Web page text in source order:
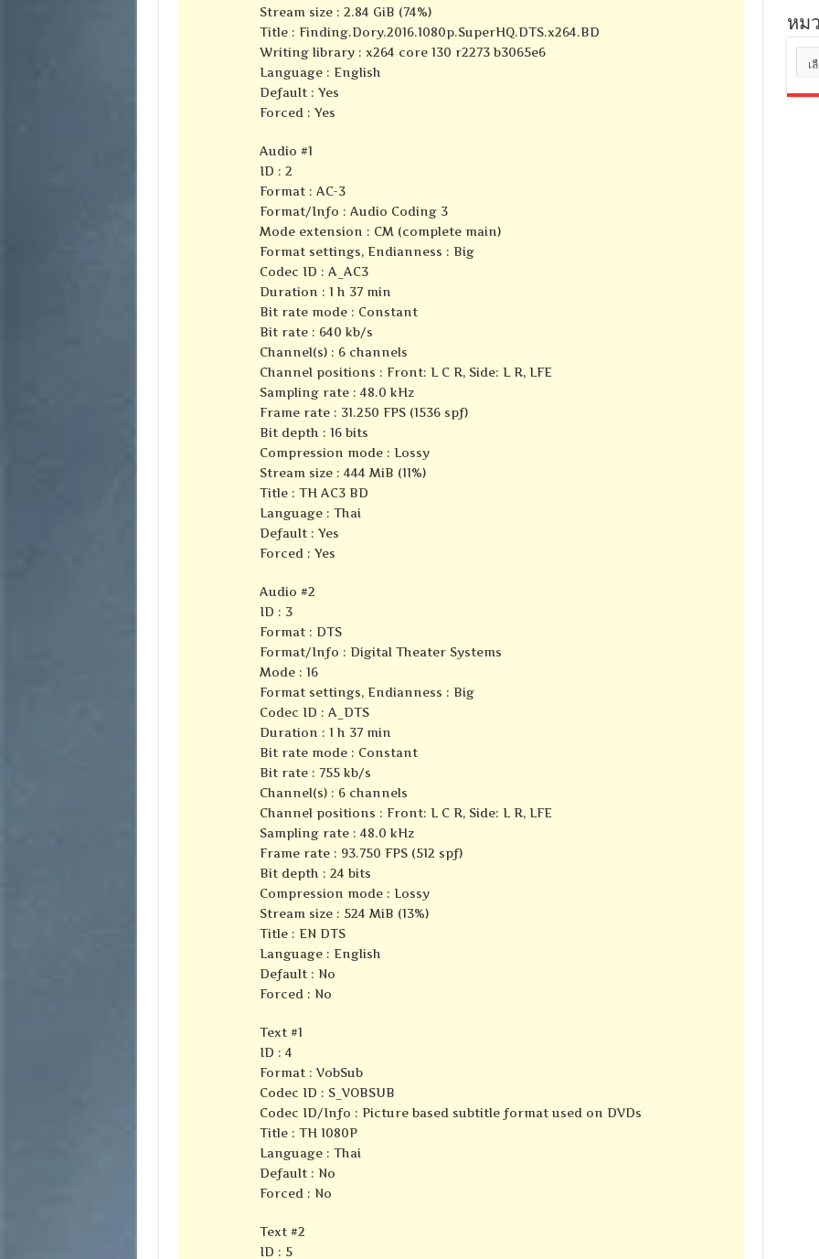
Stream size : 2.84 GiB (74%)
Title : Finding.Dory.2016.1080p.SuperHQ.DTS.x264.BD
Writing library : x264 core 130 r2273 b3065e6
Language : English
Default : Yes
Forced : Yes
Audio #1
ID : 2
Format : AC-3
Format/Info : Audio Coding 3
Mode extension : CM (complete main)
Format settings, Endianness : Big
Codec ID : A_AC3
Duration : 1 h 37 min
Bit rate mode : Constant
Bit rate : 640 kb/s
Channel(s) : 6 channels
Channel positions : Front: L C R, Side: L R, LFE
Sampling rate : 48.0 kHz
Frame rate : 31.250 FPS (1536 spf)
Bit depth : 16 bits
Compression mode : Lossy
Stream size : 444 MiB (11%)
Title : TH AC3 BD
Language : Thai
Default : Yes
Forced : Yes
Audio #2
ID : 3
Format : DTS
Format/Info : Digital Theater Systems
Mode : 16
Format settings, Endianness : Big
Codec ID : A_DTS
Duration : 1 h 37 min
Bit rate mode : Constant
Bit rate : 755 kb/s
Channel(s) : 6 channels
Channel positions : Front: L C R, Side: L R, LFE
Sampling rate : 48.0 kHz
Frame rate : 93.750 FPS (512 spf)
Bit depth : 24 bits
Compression mode : Lossy
Stream size : 524 MiB (13%)
Title : EN DTS
Language : English
Default : No
Forced : No
Text #1
ID : 4
Format : VobSub
Codec ID : S_VOBSUB
Codec ID/Info : Picture based subtitle format used on DVDs
Title : TH 1080P
Language : Thai
Default : No
Forced : No
Text #2
ID : 5
หม
หมู่